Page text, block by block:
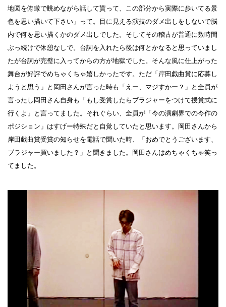
地図を俯瞰で眺めながら話して貰って、この部分から実際に歩いてる景
色を思い描いて下さい」って。目に見える演技のダメ出しをしないで脳
内で何を思い描くかのダメ出しでした。そしてその稽古が普通に数時間
ぶっ続けで休憩なしで。台詞を入れたら後は何とかなると思っていまし
たが台詞が完璧に入ってからの方が地獄でした。そんな風に仕上がった
舞台が好評でめちゃくちゃ嬉しかったです。ただ「岸田戯曲賞に応募し
ようと思う」と岡田さんが言った時も「えー、マジすかー？」と全員が
言ったし岡田さん自身も「もし受賞したらブラジャーをつけて授賞式に
行くよ」と言ってました。それぐらい、全員が「今の演劇界での今作の
ポジション」はすげー特殊だと自覚していたと思います。岡田さんから
岸田戯曲賞受賞の知らせを電話で聞いた時、「おめでとうございます、
ブラジャー買いました？」と聞きました。岡田さんはめちゃくちゃ笑っ
てました。